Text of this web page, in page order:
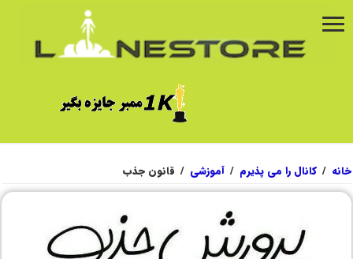
خانه / کانال را می پذیرم / آموزشی / قانون جذب